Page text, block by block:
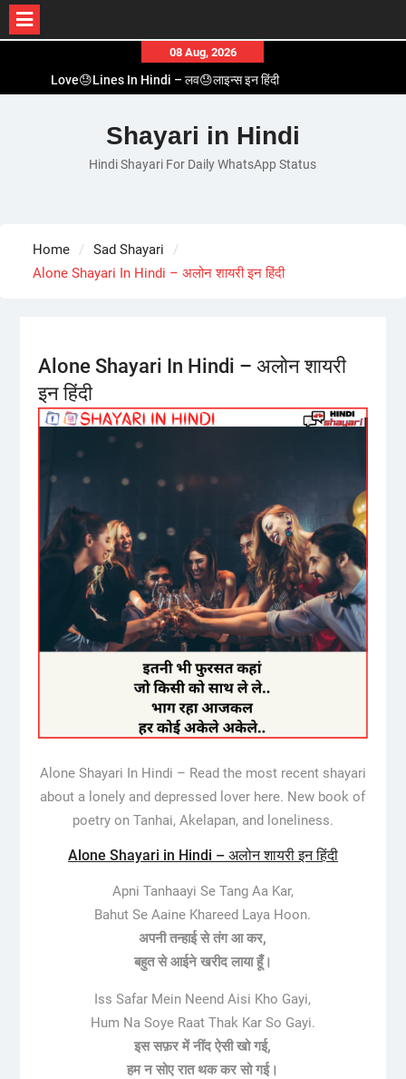
content
08 Aug, 2026
Love😓Lines In Hindi – लव😓लाइन्स इन हिंदी
Love🥳Poetry In Hindi – लव🥳पोएट्री इन हिंदी
1 Line☝️Shayari In Hindi – १ लाइन☝️शायरी इन हिंदी
Two Line✌️Shayari – तवो लाइन✌️शायरी
Shayari in Hindi
Hindi Shayari For Daily WhatsApp Status
Home
Sad Shayari
Alone Shayari In Hindi – अलोन शायरी इन हिंदी
Alone Shayari In Hindi – अलोन शायरी
इन हिंदी
Alone Shayari In Hindi – Read the most recent shayari
about a lonely and depressed lover here. New book of
poetry on Tanhai, Akelapan, and loneliness.
Alone Shayari in Hindi – अलोन शायरी इन हिंदी
Apni Tanhaayi Se Tang Aa Kar,
Bahut Se Aaine Khareed Laya Hoon.
अपनी तन्हाई से तंग आ कर,
बहुत से आईने खरीद लाया हूँ।
Iss Safar Mein Neend Aisi Kho Gayi,
Hum Na Soye Raat Thak Kar So Gayi.
इस सफ़र में नींद ऐसी खो गई,
हम न सोए रात थक कर सो गई।